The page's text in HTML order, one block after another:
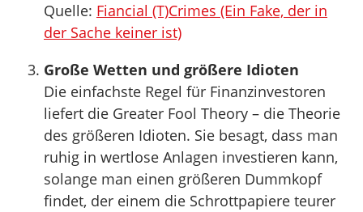
Quelle: Fiancial (T)Crimes (Ein Fake, der in
der Sache keiner ist)
Große Wetten und größere Idioten
Die einfachste Regel für Finanzinvestoren
liefert die Greater Fool Theory – die Theorie
des größeren Idioten. Sie besagt, dass man
ruhig in wertlose Anlagen investieren kann,
solange man einen größeren Dummkopf
findet, der einem die Schrottpapiere teurer